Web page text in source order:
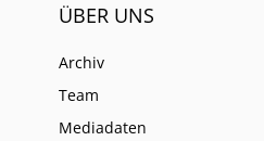
ÜBER UNS
Archiv
Team
Mediadaten